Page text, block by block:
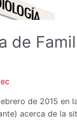
de
de 2015 en
acerca de la